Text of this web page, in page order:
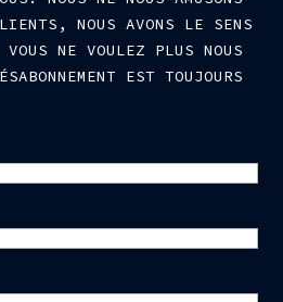
NOUS AVONS LE SENS
NE VOULEZ PLUS NOUS
EST TOUJOURS